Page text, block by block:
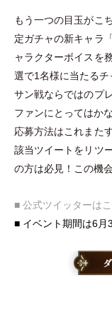
もう一つの目玉がこ
定ガチャの新キャラ
「
ャラクターボイスを
選で1名様に当たるチ
サン戦ならではのプ
ファンにとってはか
応募方法はこれまた
該当ツイートをリツ
の方は必見！この機
■ 公式ツイッターは
■ イベント期間は6月